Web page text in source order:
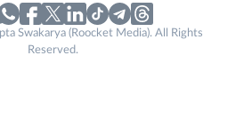
Swakarya (Roocket Media). All Rights
Reserved.